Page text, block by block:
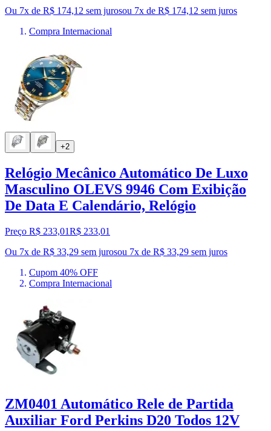
Ou 7x de R$ 174,12 sem jurosou 7x de R$ 174,12 sem juros
Compra Internacional
+2
Relógio Mecânico Automático De Luxo
Masculino OLEVS 9946 Com Exibição
De Data E Calendário, Relógio
Preço R$ 233,01R$ 233,01
Ou 7x de R$ 33,29 sem jurosou 7x de R$ 33,29 sem juros
Cupom 40% OFF
Compra Internacional
ZM0401 Automático Rele de Partida
Auxiliar Ford Perkins D20 Todos 12V